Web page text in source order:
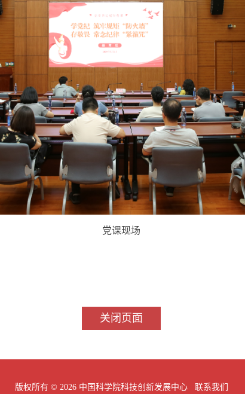
党课现场
关闭页面
版权所有 © 2026 中国科学院科技创新发展中心 联系我们